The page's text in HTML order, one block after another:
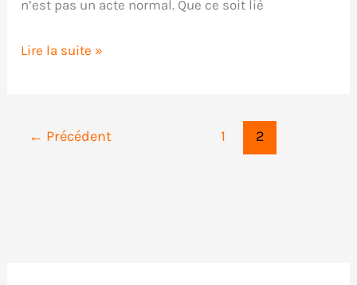
n’est pas un acte normal. Que ce soit lié
Critique
Lire la suite »
← Précédent 1 2